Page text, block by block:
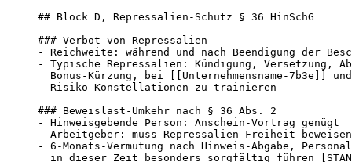
## Block D, Repressalien-Schutz § 36 HinSchG
### Verbot von Repressalien
- Reichweite: während und nach Beendigung der
- Typische Repressalien: Kündigung, Versetzung,
Bonus-Kürzung, bei [[Unternehmensname-7b3e]]
  Risiko-Konstellationen zu trainieren
### Beweislast-Umkehr nach § 36 Abs. 2
- Hinweisgebende Person: Anschein-Vortrag genügt
- Arbeitgeber: muss Repressalien-Freiheit beweisen
- 6-Monats-Vermutung nach Hinweis-Abgabe,
in dieser Zeit besonders sorgfältig führen